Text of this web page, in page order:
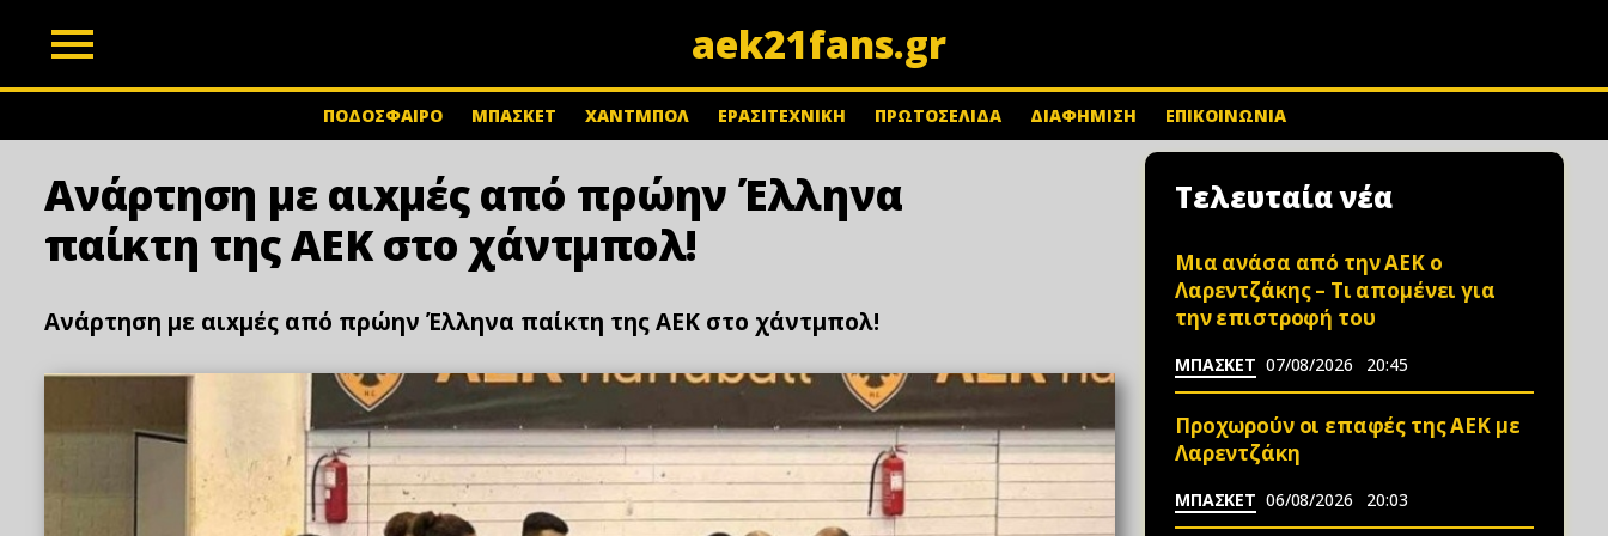
aek21fans.gr
ΠΟΔΟΣΦΑΙΡΟ ΜΠΑΣΚΕΤ ΧΑΝΤΜΠΟΛ ΕΡΑΣΙΤΕΧΝΙΚΗ ΠΡΩΤΟΣΕΛΙΔΑ ΔΙΑΦΗΜΙΣΗ ΕΠΙΚΟΙΝΩΝΙΑ
Ανάρτηση με αιxμές από πρώην Έλληνα
παίκτη της ΑΕΚ στο χάντμπολ!
Ανάρτηση με αιxμές από πρώην Έλληνα παίκτη της ΑΕΚ στο χάντμπολ!
Τελευταία νέα
Μια ανάσα από την ΑΕΚ ο
Λαρεντζάκης – Τι απομένει για
την επιστροφή του
ΜΠΑΣΚΕΤ 07/08/2026 20:45
Προχωρούν οι επαφές της ΑΕΚ με
Λαρεντζάκη
ΜΠΑΣΚΕΤ 06/08/2026 20:03